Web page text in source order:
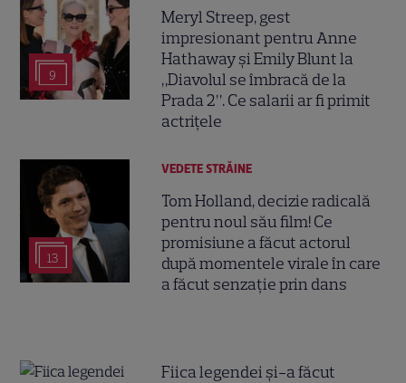
9
Meryl Streep, gest
impresionant pentru Anne
Hathaway și Emily Blunt la
„Diavolul se îmbracă de la
Prada 2”. Ce salarii ar fi primit
actrițele
13
VEDETE STRĂINE
Tom Holland, decizie radicală
pentru noul său film! Ce
promisiune a făcut actorul
după momentele virale în care
a făcut senzație prin dans
Fiica legendei și-a făcut